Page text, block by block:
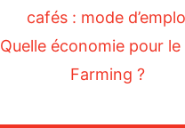
cafés : mode
Quelle économie pour
Farming ?